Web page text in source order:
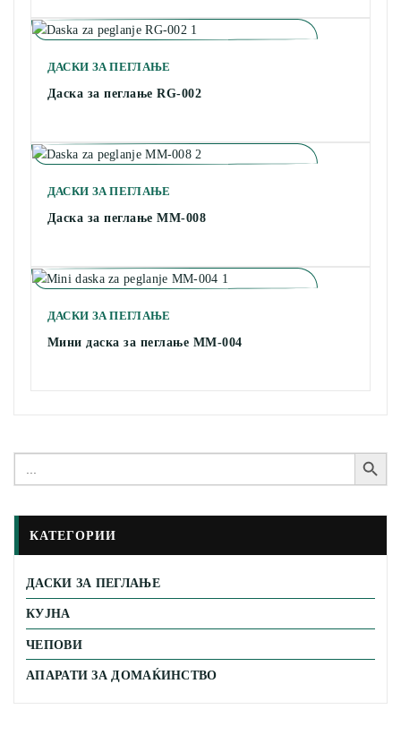
ДАСКИ ЗА ПЕГЛАЊЕ
Даска за пеглање RG-002
ДАСКИ ЗА ПЕГЛАЊЕ
Даска за пеглање MM-008
ДАСКИ ЗА ПЕГЛАЊЕ
Мини даска за пеглање MM-004
Search
for:
Search Button
КАТЕГОРИИ
ДАСКИ ЗА ПЕГЛАЊЕ
КУЈНА
ЧЕПОВИ
АПАРАТИ ЗА ДОМАЌИНСТВО